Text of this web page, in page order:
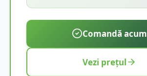
Comandă acum
Vezi prețul